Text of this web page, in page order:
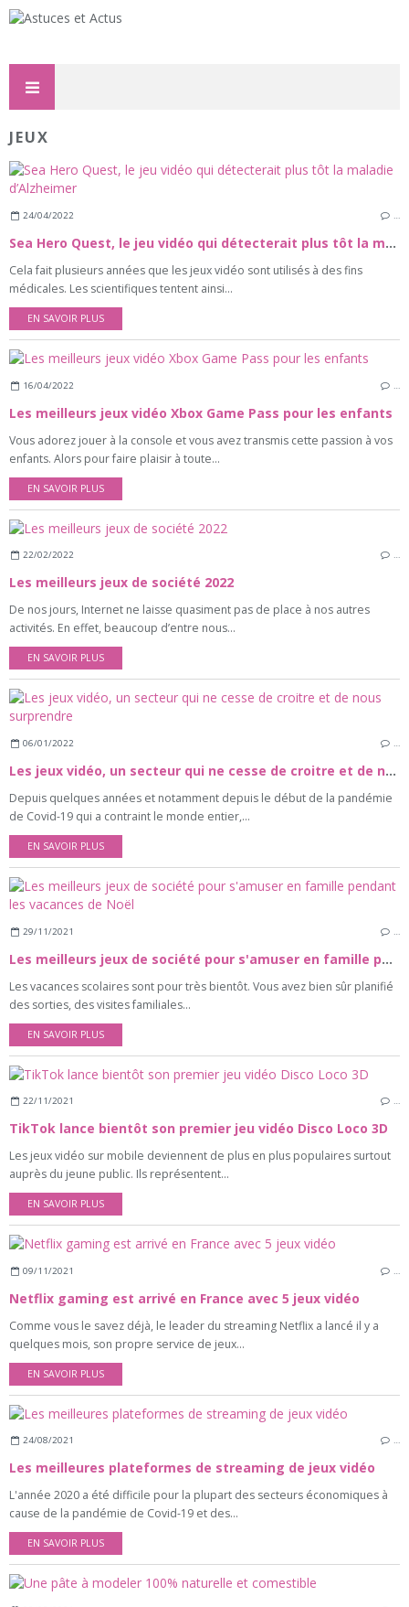
JEUX
24/04/2022 …
Sea Hero Quest, le jeu vidéo qui détecterait plus tôt la maladie d’Alzheimer
Cela fait plusieurs années que les jeux vidéo sont utilisés à des fins
médicales. Les scientifiques tentent ainsi...
EN SAVOIR PLUS
16/04/2022 …
Les meilleurs jeux vidéo Xbox Game Pass pour les enfants
Vous adorez jouer à la console et vous avez transmis cette passion à vos
enfants. Alors pour faire plaisir à toute...
EN SAVOIR PLUS
22/02/2022 …
Les meilleurs jeux de société 2022
De nos jours, Internet ne laisse quasiment pas de place à nos autres
activités. En effet, beaucoup d’entre nous...
EN SAVOIR PLUS
06/01/2022 …
Les jeux vidéo, un secteur qui ne cesse de croitre et de nous surprendre
Depuis quelques années et notamment depuis le début de la pandémie
de Covid-19 qui a contraint le monde entier,...
EN SAVOIR PLUS
29/11/2021
Les meilleurs jeux de société pour s'amuser en famille pendant les vacances de Noël
Les vacances scolaires sont pour très bientôt. Vous avez bien sûr planifié
des sorties, des visites familiales...
EN SAVOIR PLUS
22/11/2021 …
TikTok lance bientôt son premier jeu vidéo Disco Loco 3D
Les jeux vidéo sur mobile deviennent de plus en plus populaires surtout
auprès du jeune public. Ils représentent...
EN SAVOIR PLUS
09/11/2021 …
Netflix gaming est arrivé en France avec 5 jeux vidéo
Comme vous le savez déjà, le leader du streaming Netflix a lancé il y a
quelques mois, son propre service de jeux...
EN SAVOIR PLUS
24/08/2021 …
Les meilleures plateformes de streaming de jeux vidéo
L'année 2020 a été difficile pour la plupart des secteurs économiques à
cause de la pandémie de Covid-19 et des...
EN SAVOIR PLUS